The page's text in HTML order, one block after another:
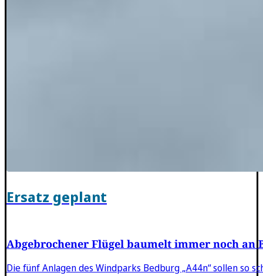
Ersatz geplant
Abgebrochener Flügel baumelt immer noch an
Die fünf Anlagen des Windparks Bedburg „A44n“ sollen so